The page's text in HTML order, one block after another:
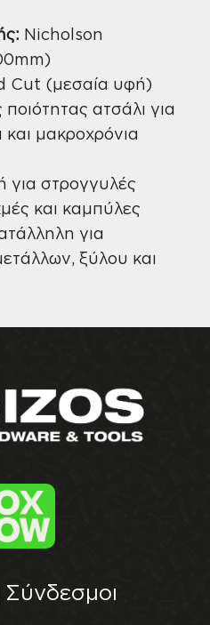
Nicholson
Cut (μεσαία υφή)
ατσάλι για
και μακροχρόνια
για στρογγυλές
και καμπύλες
για
ξύλου και
Σύνδεσμοι